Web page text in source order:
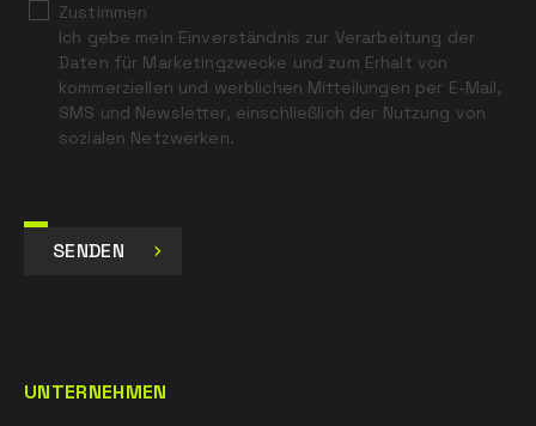
Zustimmen
Ich gebe mein Einverständnis zur Verarbeitung der
Daten für Marketingzwecke und zum Erhalt von
kommerziellen und werblichen Mitteilungen per E-Mail,
SMS und Newsletter, einschließlich der Nutzung von
sozialen Netzwerken.
SENDEN
UNTERNEHMEN